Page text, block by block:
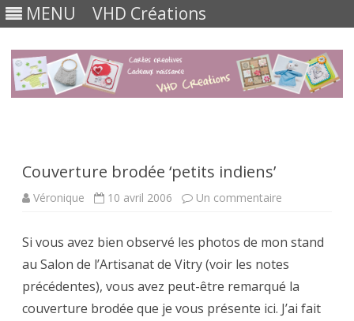
MENU VHD Créations
Couverture brodée ‘petits indiens’
Véronique 10 avril 2006 Un commentaire
indiens’
Si vous avez bien observé les photos de mon stand
au Salon de l’Artisanat de Vitry (voir les notes
précédentes), vous avez peut-être remarqué la
couverture brodée que je vous présente ici. J’ai fait